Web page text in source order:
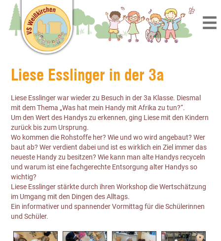
Liese Esslinger in der 3a
Liese Esslinger war wieder zu Besuch in der 3a Klasse. Diesmal
mit dem Thema „Was hat mein Handy mit Afrika zu tun?“.
Um den Wert des Handys zu erkennen, ging Liese mit den Kindern
zurück bis zum Ursprung.
Wo kommen die Rohstoffe her? Wie und wo wird angebaut? Wer
baut ab? Wer verdient dabei und ist es wirklich ein Ziel immer das
neueste Handy zu besitzen? Wie kann man alte Handys recyceln
und warum ist eine fachgerechte Entsorgung alter Handys so
wichtig?
Liese Esslinger stärkte durch ihren Workshop die Wertschätzung
im Umgang mit den Dingen des Alltags.
Ein informativer und spannender Vormittag für die Schülerinnen
und Schüler.